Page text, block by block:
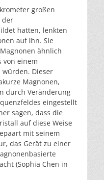
großen
der
hatten, lenkten
auf ihn. Sie
ähnlich
von einem
Dieser
Magnonen,
durch Veränderung
eingestellt
sagen, dass die
auf diese Weise
mit seinem
das Gerät zu einer
(Sophia Chen in